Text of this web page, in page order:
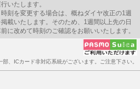
いたします。
刻を変更する場合は、概ねダイヤ改正の1週
載いたします。そのため、1週間以上先の日
に改めて時刻のご確認をお願いいたします。
部、ICカード非対応系統がございます。ご注意下さい。